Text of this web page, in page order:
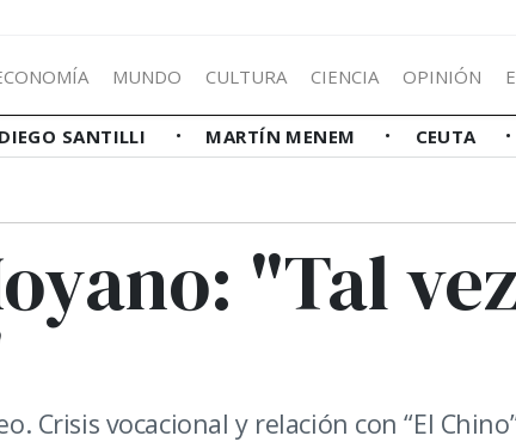
MUNDO CULTURA CIENCIA OPINIÓN
DIEGO SANTILLI MARTÍN MENEM CEUTA
"Tal
Crisis vocacional y relación con “El